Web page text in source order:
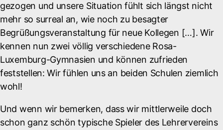
gezogen und unsere Situation fühlt sich längst nicht
mehr so surreal an, wie noch zu besagter
Begrüßungsveranstaltung für neue Kollegen […]. Wir
kennen nun zwei völlig verschiedene Rosa-
Luxemburg-Gymnasien und können zufrieden
feststellen: Wir fühlen uns an beiden Schulen ziemlich
wohl!
Und wenn wir bemerken, dass wir mittlerweile doch
schon ganz schön typische Spieler des Lehrervereins